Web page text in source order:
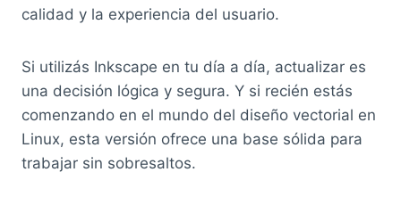
calidad y la experiencia del usuario.
Si utilizás Inkscape en tu día a día, actualizar es
una decisión lógica y segura. Y si recién estás
comenzando en el mundo del diseño vectorial en
Linux, esta versión ofrece una base sólida para
trabajar sin sobresaltos.